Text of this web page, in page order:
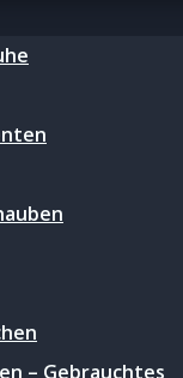
– Gebrauchtes